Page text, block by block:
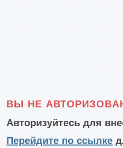
ВЫ НЕ
Авторизуйтесь для
Перейдите по ссылке